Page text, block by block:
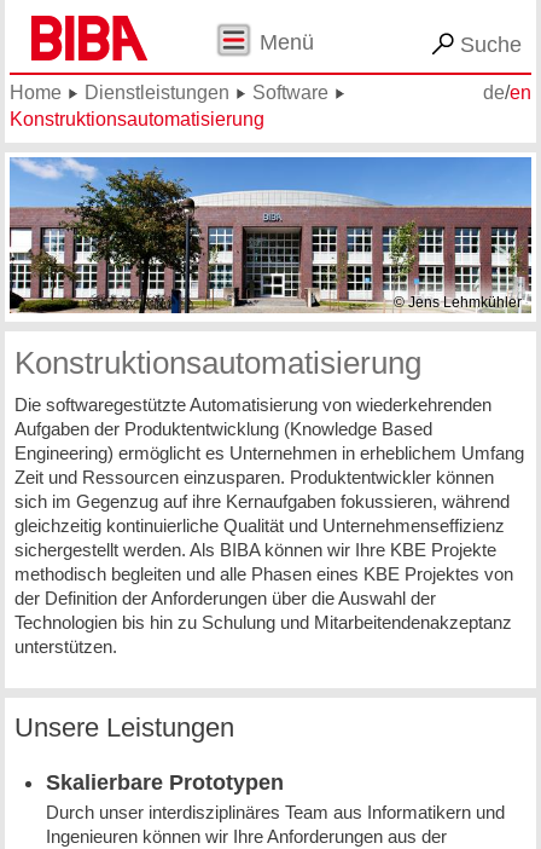
Menü Suche
de/en
Home Dienstleistungen
Software
Konstruktionsautomatisierung
© Jens Lehmkühler
Konstruktionsautomatisierung
Die softwaregestützte Automatisierung von wiederkehrenden
Aufgaben der Produktentwicklung (Knowledge Based
Engineering) ermöglicht es Unternehmen in erheblichem Umfang
Zeit und Ressourcen einzusparen. Produktentwickler können
sich im Gegenzug auf ihre Kernaufgaben fokussieren, während
gleichzeitig kontinuierliche Qualität und Unternehmenseffizienz
sichergestellt werden. Als BIBA können wir Ihre KBE Projekte
methodisch begleiten und alle Phasen eines KBE Projektes von
der Definition der Anforderungen über die Auswahl der
Technologien bis hin zu Schulung und Mitarbeitendenakzeptanz
unterstützen.
Unsere Leistungen
Skalierbare Prototypen
Durch unser interdisziplinäres Team aus Informatikern und
Ingenieuren können wir Ihre Anforderungen aus der